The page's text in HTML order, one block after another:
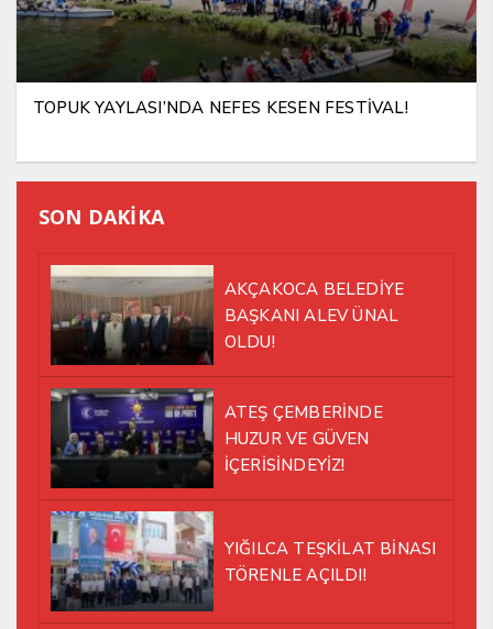
TOPUK YAYLASI’NDA NEFES KESEN FESTİVAL!
SON DAKİKA
AKÇAKOCA BELEDİYE
BAŞKANI ALEV ÜNAL
OLDU!
ATEŞ ÇEMBERİNDE
HUZUR VE GÜVEN
İÇERİSİNDEYİZ!
YIĞILCA TEŞKİLAT BİNASI
TÖRENLE AÇILDI!